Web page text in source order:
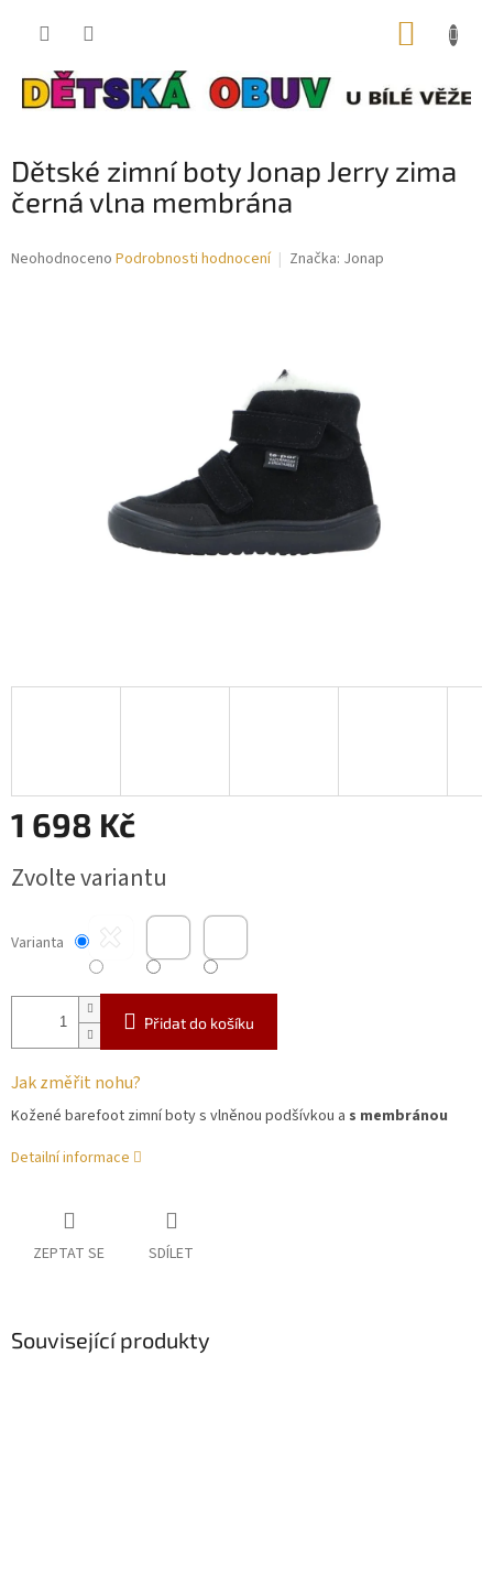
Dětské zimní boty Jonap Jerry zima
černá vlna membrána
Průměrné
Neohodnoceno Podrobnosti hodnocení Značka: Jonap
1 698 Kč
cena:
Zvolte variantu
Varianta
Přidat do košíku
Jak změřit nohu?
Kožené barefoot zimní boty s vlněnou podšívkou a s membránou
Detailní informace
ZEPTAT SE SDÍLET
Související produkty